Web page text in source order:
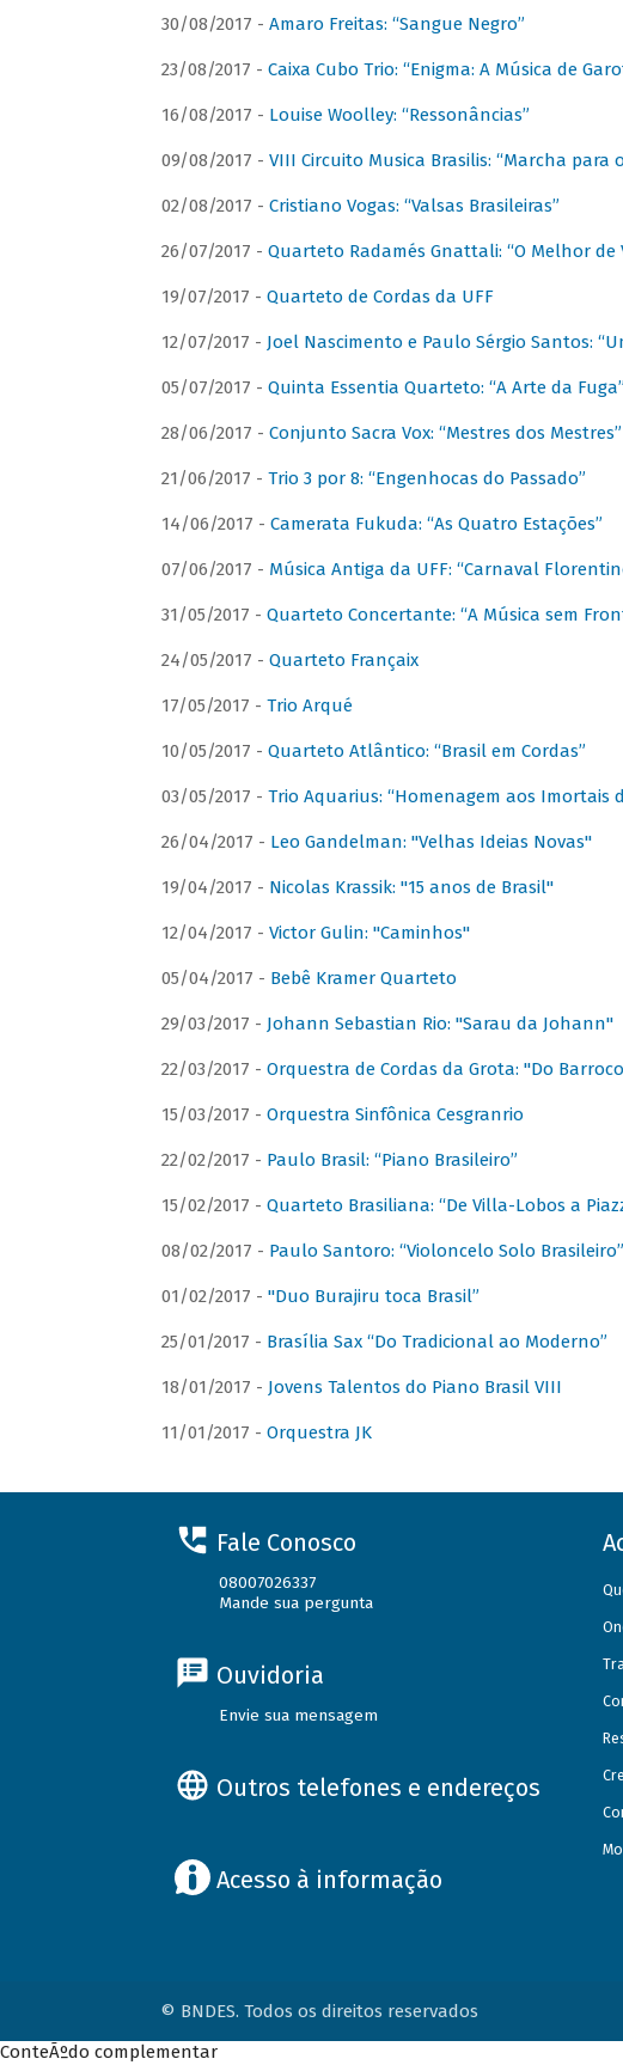
30/08/2017 - Amaro Freitas: “Sangue Negro”
23/08/2017 - Caixa Cubo Trio: “Enigma: A Música de
16/08/2017 - Louise Woolley: “Ressonâncias”
09/08/2017 - VIII Circuito Musica Brasilis: “Marcha para
02/08/2017 - Cristiano Vogas: “Valsas Brasileiras”
26/07/2017 - Quarteto Radamés Gnattali: “O Melhor
19/07/2017 - Quarteto de Cordas da UFF
12/07/2017 - Joel Nascimento e Paulo Sérgio Santos:
05/07/2017 - Quinta Essentia Quarteto: “A Arte da Fuga”
28/06/2017 - Conjunto Sacra Vox: “Mestres dos Mestres”
21/06/2017 - Trio 3 por 8: “Engenhocas do Passado”
14/06/2017 - Camerata Fukuda: “As Quatro Estações”
07/06/2017 - Música Antiga da UFF: “Carnaval
31/05/2017 - Quarteto Concertante: “A Música sem
24/05/2017 - Quarteto Françaix
17/05/2017 - Trio Arqué
10/05/2017 - Quarteto Atlântico: “Brasil em Cordas”
03/05/2017 - Trio Aquarius: “Homenagem aos Imortais
26/04/2017 - Leo Gandelman: "Velhas Ideias Novas"
19/04/2017 - Nicolas Krassik: "15 anos de Brasil"
12/04/2017 - Victor Gulin: "Caminhos"
05/04/2017 - Bebê Kramer Quarteto
29/03/2017 - Johann Sebastian Rio: "Sarau da Johann"
22/03/2017 - Orquestra de Cordas da Grota: "Do
15/03/2017 - Orquestra Sinfônica Cesgranrio
22/02/2017 - Paulo Brasil: “Piano Brasileiro”
15/02/2017 - Quarteto Brasiliana: “De Villa-Lobos a
08/02/2017 - Paulo Santoro: “Violoncelo Solo Brasileiro”
01/02/2017 - "Duo Burajiru toca Brasil”
25/01/2017 - Brasília Sax “Do Tradicional ao Moderno”
18/01/2017 - Jovens Talentos do Piano Brasil VIII
11/01/2017 - Orquestra JK
Fale Conosco
08007026337
Mande sua pergunta
Ouvidoria
Envie sua mensagem
Outros telefones e endereços
Acesso à informação
© BNDES. Todos os direitos reservados
ConteÃºdo complementar